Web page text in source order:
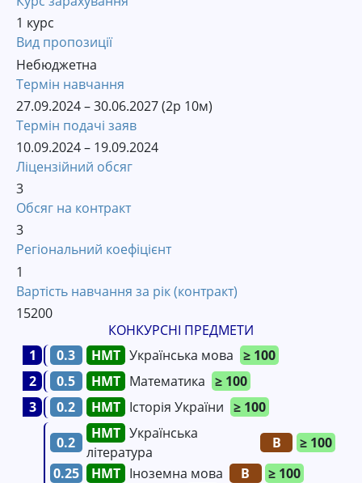
1 курс
Вид пропозиції
Небюджетна
Термін навчання
27.09.2024 – 30.06.2027 (2р 10м)
Термін подачі заяв
10.09.2024 – 19.09.2024
Ліцензійний обсяг
3
Обсяг на контракт
3
Регіональний коефіцієнт
1
Вартість навчання за рік (контракт)
15200
КОНКУРСНІ ПРЕДМЕТИ
1
0.3 Українська мова ≥ 100
2
0.5 Математика ≥ 100
3
0.2 Історія України ≥ 100
0.2
Українська
література
B
≥ 100
0.25
Іноземна мова B
≥ 100